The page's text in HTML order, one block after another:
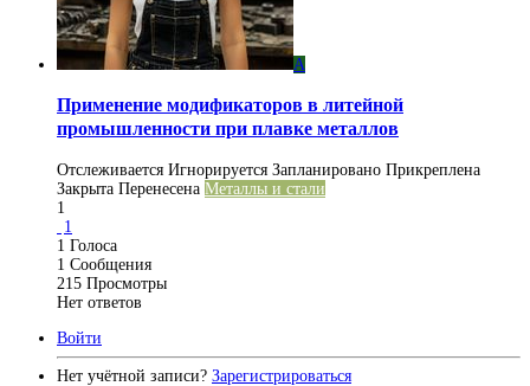
A
Применение модификаторов в литейной
промышленности при плавке металлов
Отслеживается Игнорируется Запланировано Прикреплена
Закрыта Перенесена Металлы и стали
1
1
1 Голоса
1 Сообщения
215 Просмотры
Нет ответов
Войти
Нет учётной записи? Зарегистрироваться